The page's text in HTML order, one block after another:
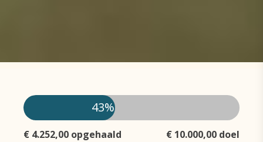
43%
€ 4.252,00 opgehaald € 10.000,00 doel